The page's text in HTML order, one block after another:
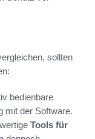
sollten
bedienbare
mit der Software.
Tools für